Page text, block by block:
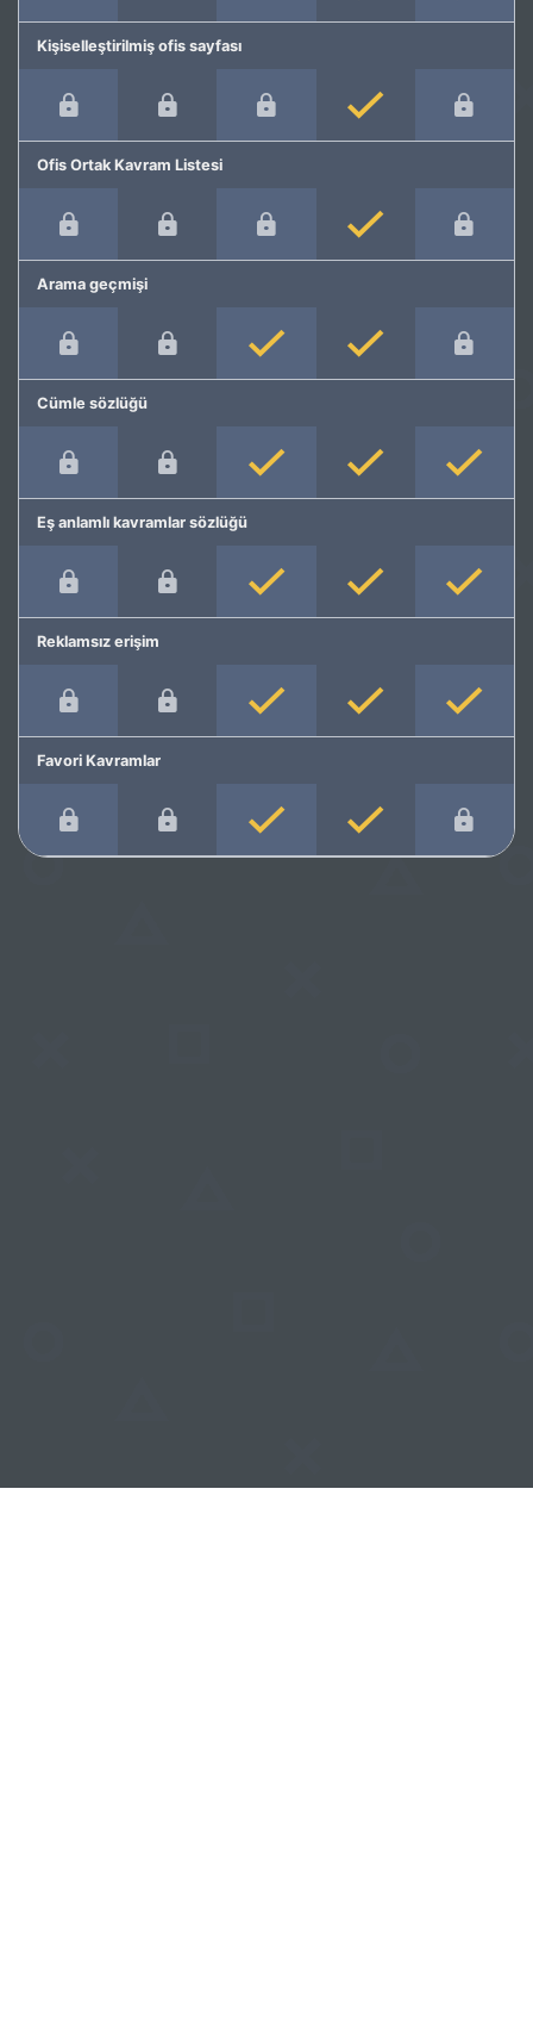
Kişiselleştirilmiş ofis sayfası
Ofis Ortak Kavram Listesi
Arama geçmişi
Cümle sözlüğü
Eş anlamlı kavramlar sözlüğü
Reklamsız erişim
Favori Kavramlar